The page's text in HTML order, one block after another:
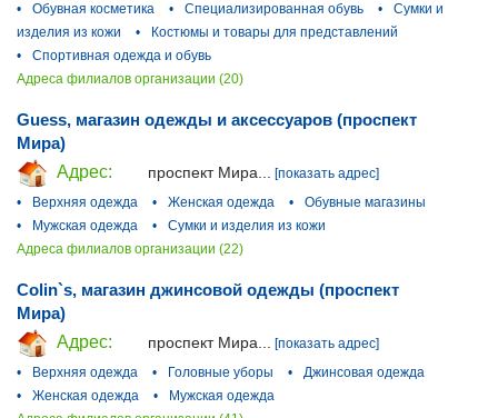
•
Обувная косметика • Специализированная обувь •
Сумки и
изделия из кожи
•
Костюмы и товары для представлений
•
Спортивная одежда и обувь
Адреса филиалов организации (20)
Guess, магазин одежды и аксессуаров (проспект
Мира)
Адрес:
проспект Мира... [показать адрес]
•
Верхняя одежда • Женская одежда •
Обувные магазины
•
Мужская одежда •
Сумки и изделия из кожи
Адреса филиалов организации (22)
Colin`s, магазин джинсовой одежды (проспект
Мира)
Адрес:
проспект Мира...
[показать адрес]
•
Верхняя одежда • Головные уборы •
Джинсовая одежда
•
Женская одежда •
Мужская одежда